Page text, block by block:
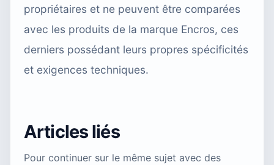
propriétaires et ne peuvent être comparées
avec les produits de la marque Encros, ces
derniers possédant leurs propres spécificités
et exigences techniques.
Articles liés
Pour continuer sur le même sujet avec des